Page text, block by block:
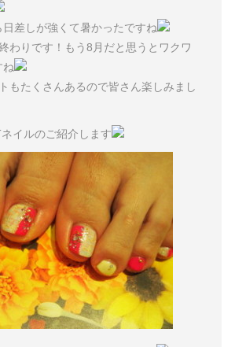
差しが強くて暑かったですね
わりです！もう8月だと思うとワクワ
ね
もたくさんあるので皆さん楽しみまし
イルのご紹介します